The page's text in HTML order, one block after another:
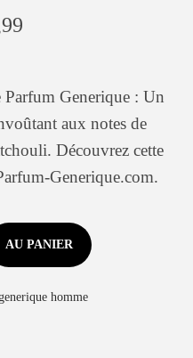
Generique : Un
aux notes de
Découvrez cette
Generique.com.
AU PANIER
homme